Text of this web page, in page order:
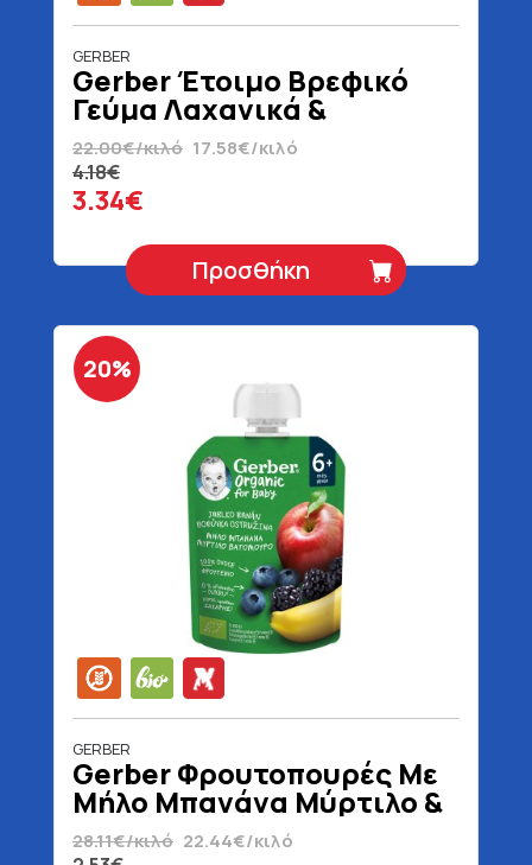
GERBER
Gerber Έτοιμο Βρεφικό
Γεύμα Λαχανικά &
Μοσχάρι 6+ Μηνών
Βιολογικό Χωρίς Γλουτένη
190 gr
22.00€/κιλό 17.58€/κιλό
4.18€
3.34€
Προσθήκη
20%
GERBER
Gerber Φρουτοπουρές Με
Μήλο Μπανάνα Μύρτιλο &
Βατόμουρο 6+ Μηνών
28.11€/κιλό 22.44€/κιλό